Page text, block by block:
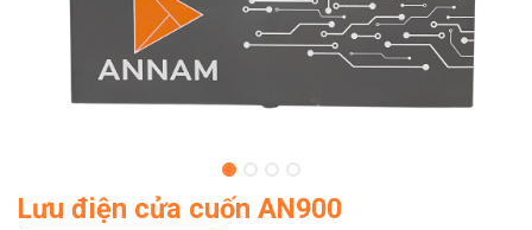
Lưu điện cửa cuốn AN900